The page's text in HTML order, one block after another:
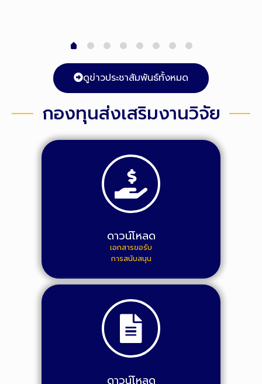
ดูข่าวประชาสัมพันธ์ทั้งหมด
กองทุนส่งเสริมงานวิจัย
เอกสารขอรับ
การสนับสนุน
ดาวน์โหลด